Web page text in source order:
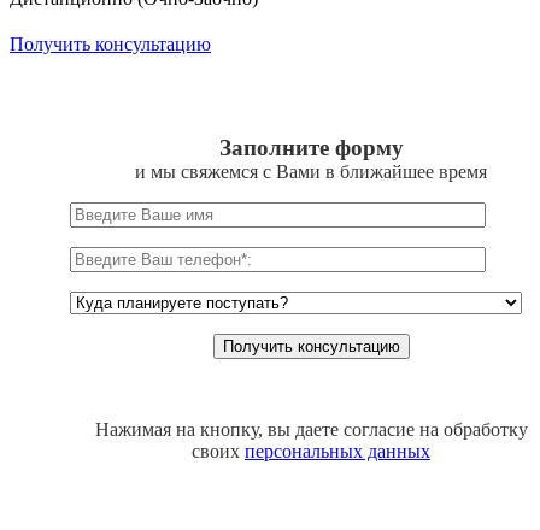
Получить консультацию
Заполните форму
и мы свяжемся с Вами в ближайшее время
Нажимая на кнопку, вы даете согласие на обработку
своих персональных данных